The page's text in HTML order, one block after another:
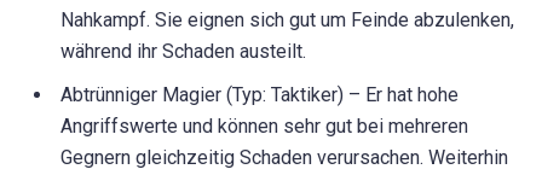
Nahkampf. Sie eignen sich gut um Feinde abzulenken,
während ihr Schaden austeilt.
Abtrünniger Magier (Typ: Taktiker) – Er hat hohe
Angriffswerte und können sehr gut bei mehreren
Gegnern gleichzeitig Schaden verursachen. Weiterhin